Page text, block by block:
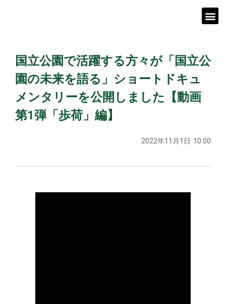
国立公園で活躍する方々が「国立公
園の未来を語る」ショートドキュ
メンタリーを公開しました【動画
第1弾「歩荷」編】
2022年11月1日 10:00